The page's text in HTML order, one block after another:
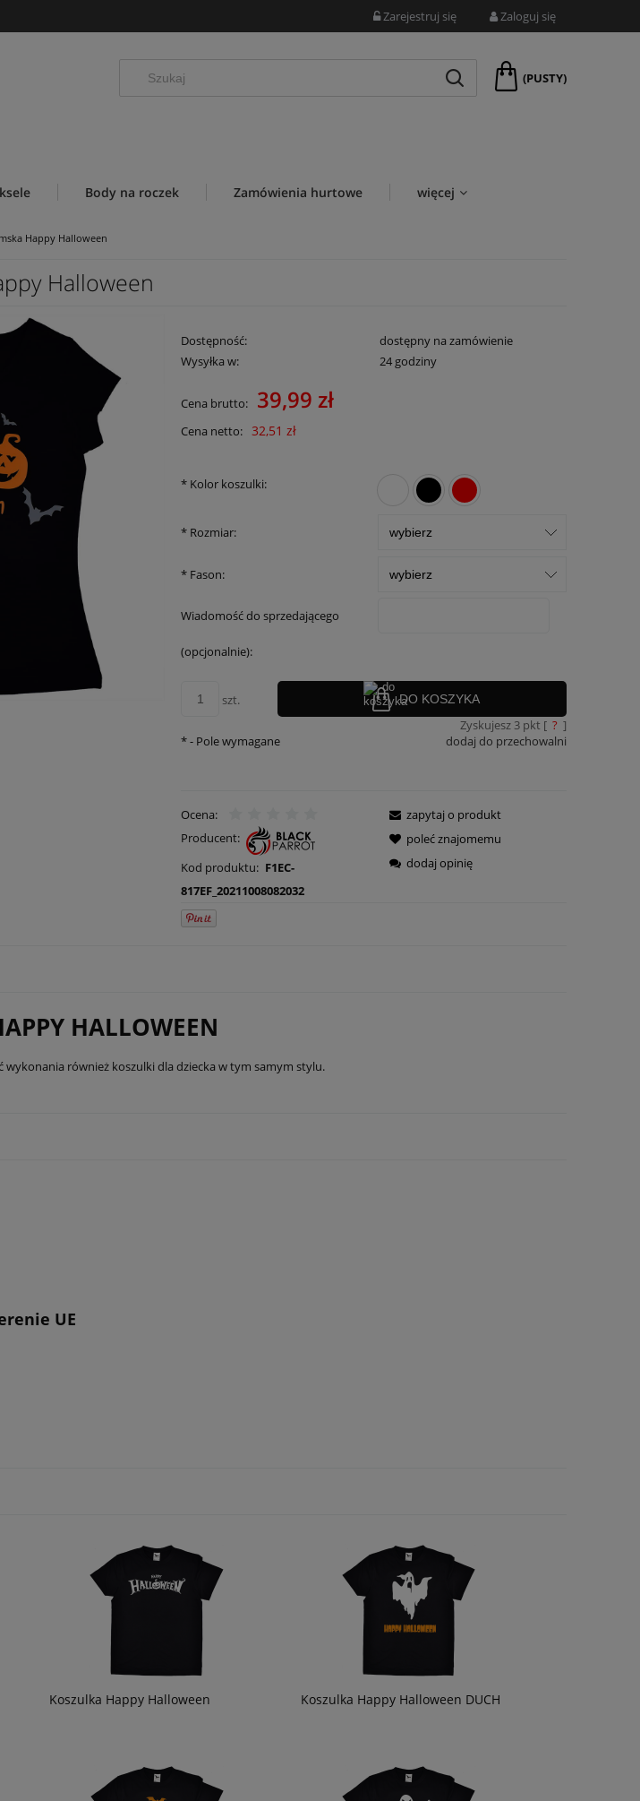
Zarejestruj się Zaloguj się
(PUSTY)
Body na roczek Zamówienia hurtowe więcej
Happy Halloween
Halloween
Dostępność:
dostępny na zamówienie
Wysyłka w:
24 godziny
Cena brutto: 39,99 zł
Cena netto: 32,51 zł
* Kolor koszulki:
* Rozmiar:
* Fason:
Wiadomość do sprzedającego
(opcjonalnie):
szt. DO KOSZYKA
Zyskujesz 3pkt [ ? ]
dodaj do przechowalni
*- Pole wymagane
Ocena:
Producent:
Kod produktu: F1EC-
817EF_20211008082032
zapytaj o produkt
poleć znajomemu
dodaj opinię
HALLOWEEN
wykonania również koszulki dla dziecka w tym samym stylu.
UE
Koszulka Happy Halloween Koszulka Happy Halloween DUCH